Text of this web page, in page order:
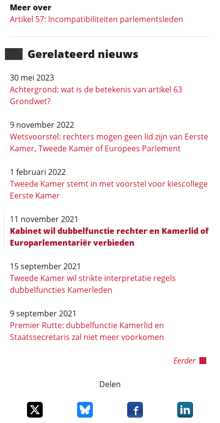
Gerela­teerd nieuws
30 mei 2023
Achtergrond: wat is de betekenis van artikel 63
Grondwet?
9 november 2022
Wetsvoorstel: rechters mogen geen lid zijn van Eerste
Kamer, Tweede Kamer of Europees Parlement
1 februari 2022
Tweede Kamer stemt in met voorstel voor kiescollege
Eerste Kamer
11 november 2021
Kabinet wil dubbelfunctie rechter en Kamerlid of
Europarlementariër verbieden
15 september 2021
Tweede Kamer wil strikte interpretatie regels
dubbelfuncties Kamerleden
9 september 2021
Premier Rutte: dubbelfunctie Kamerlid en
Staatssecretaris zal niet meer voorkomen
Eerder
Meer over
Artikel 57: Incompati­bili­tei­ten parlements­leden
Delen
Deel dit item op XDeel dit item op Bluesky
Deel dit item opDeel dit